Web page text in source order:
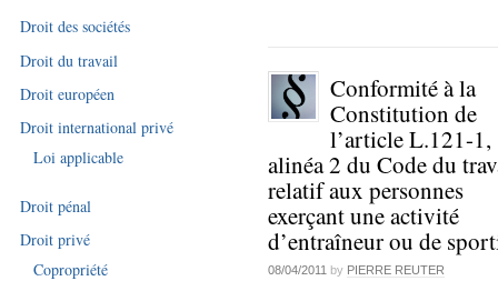
Conformité à la
Constitution de
l’article L.121-1,
alinéa 2 du Code du
relatif aux personnes
exerçant une activité
d’entraîneur ou de
08/04/2011 by PIERRE REUTER
Droit des sociétés
Droit du travail
Droit européen
Droit international privé
Loi applicable
Droit pénal
Droit privé
Copropriété